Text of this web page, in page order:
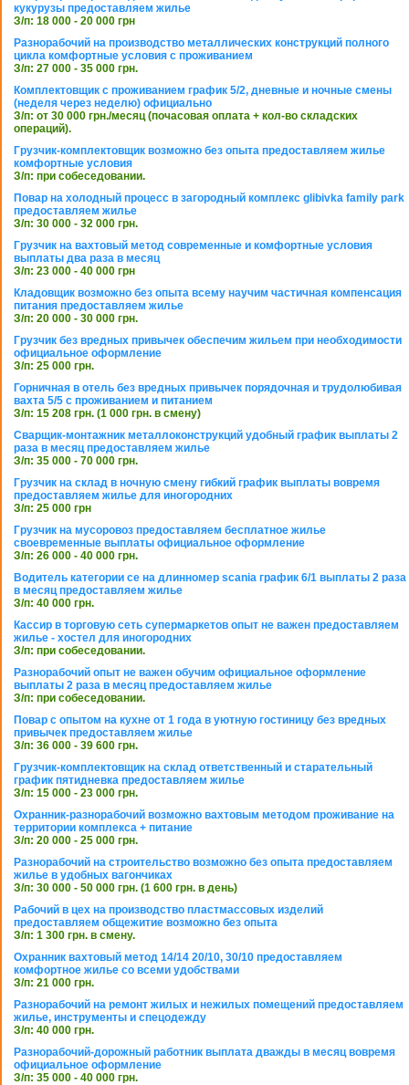
кукурузы предоставляем жилье
З/п: 18 000 - 20 000 грн
Разнорабочий на производство металлических конструкций полного
цикла комфортные условия с проживанием
З/п: 27 000 - 35 000 грн.
Комплектовщик с проживанием график 5/2, дневные и ночные смены
(неделя через неделю) официально
З/п: от 30 000 грн./месяц (почасовая оплата + кол-во складских
операций).
Грузчик-комплектовщик возможно без опыта предоставляем жилье
комфортные условия
З/п: при собеседовании.
Повар на холодный процесс в загородный комплекс glibivka family park
предоставляем жилье
З/п: 30 000 - 32 000 грн.
Грузчик на вахтовый метод современные и комфортные условия
выплаты два раза в месяц
З/п: 23 000 - 40 000 грн
Кладовщик возможно без опыта всему научим частичная компенсация
питания предоставляем жилье
З/п: 20 000 - 30 000 грн.
Грузчик без вредных привычек обеспечим жильем при необходимости
официальное оформление
З/п: 25 000 грн.
Горничная в отель без вредных привычек порядочная и трудолюбивая
вахта 5/5 с проживанием и питанием
З/п: 15 208 грн. (1 000 грн. в смену)
Сварщик-монтажник металлоконструкций удобный график выплаты 2
раза в месяц предоставляем жилье
З/п: 35 000 - 70 000 грн.
Грузчик на склад в ночную смену гибкий график выплаты вовремя
предоставляем жилье для иногородних
З/п: 25 000 грн
Грузчик на мусоровоз предоставляем бесплатное жилье
своевременные выплаты официальное оформление
З/п: 26 000 - 40 000 грн.
Водитель категории се на длинномер scania график 6/1 выплаты 2 раза
в месяц предоставляем жилье
З/п: 40 000 грн.
Кассир в торговую сеть супермаркетов опыт не важен предоставляем
жилье - хостел для иногородних
З/п: при собеседовании.
Разнорабочий опыт не важен обучим официальное оформление
выплаты 2 раза в месяц предоставляем жилье
З/п: при собеседовании.
Повар с опытом на кухне от 1 года в уютную гостиницу без вредных
привычек предоставляем жилье
З/п: 36 000 - 39 600 грн.
Грузчик-комплектовщик на склад ответственный и старательный
график пятидневка предоставляем жилье
З/п: 15 000 - 23 000 грн.
Охранник-разнорабочий возможно вахтовым методом проживание на
территории комплекса + питание
З/п: 20 000 - 25 000 грн.
Разнорабочий на строительство возможно без опыта предоставляем
жилье в удобных вагончиках
З/п: 30 000 - 50 000 грн. (1 600 грн. в день)
Рабочий в цех на производство пластмассовых изделий
предоставляем общежитие возможно без опыта
З/п: 1 300 грн. в смену.
Охранник вахтовый метод 14/14 20/10, 30/10 предоставляем
комфортное жилье со всеми удобствами
З/п: 21 000 грн.
Разнорабочий на ремонт жилых и нежилых помещений предоставляем
жилье, инструменты и спецодежду
З/п: 40 000 грн.
Разнорабочий-дорожный работник выплата дважды в месяц вовремя
официальное оформление
З/п: 35 000 - 40 000 грн.